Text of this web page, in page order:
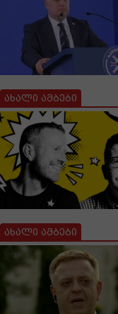
ახალი ამბები
ახალი ამბები